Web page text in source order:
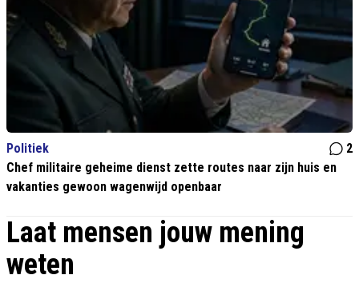
Politiek
2
Chef militaire geheime dienst zette routes naar zijn huis en
vakanties gewoon wagenwijd openbaar
Laat mensen jouw mening
weten